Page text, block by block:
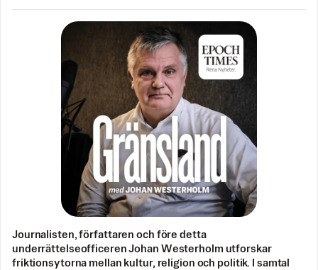
Journalisten, författaren och före detta
underrättelseofficeren Johan Westerholm utforskar
friktionsytorna mellan kultur, religion och politik. I samtal